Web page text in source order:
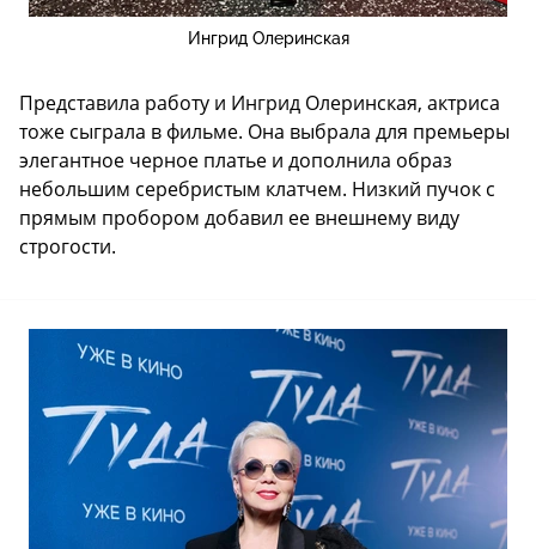
Ингрид Олеринская
Представила работу и Ингрид Олеринская, актриса
тоже сыграла в фильме. Она выбрала для премьеры
элегантное черное платье и дополнила образ
небольшим серебристым клатчем. Низкий пучок с
прямым пробором добавил ее внешнему виду
строгости.